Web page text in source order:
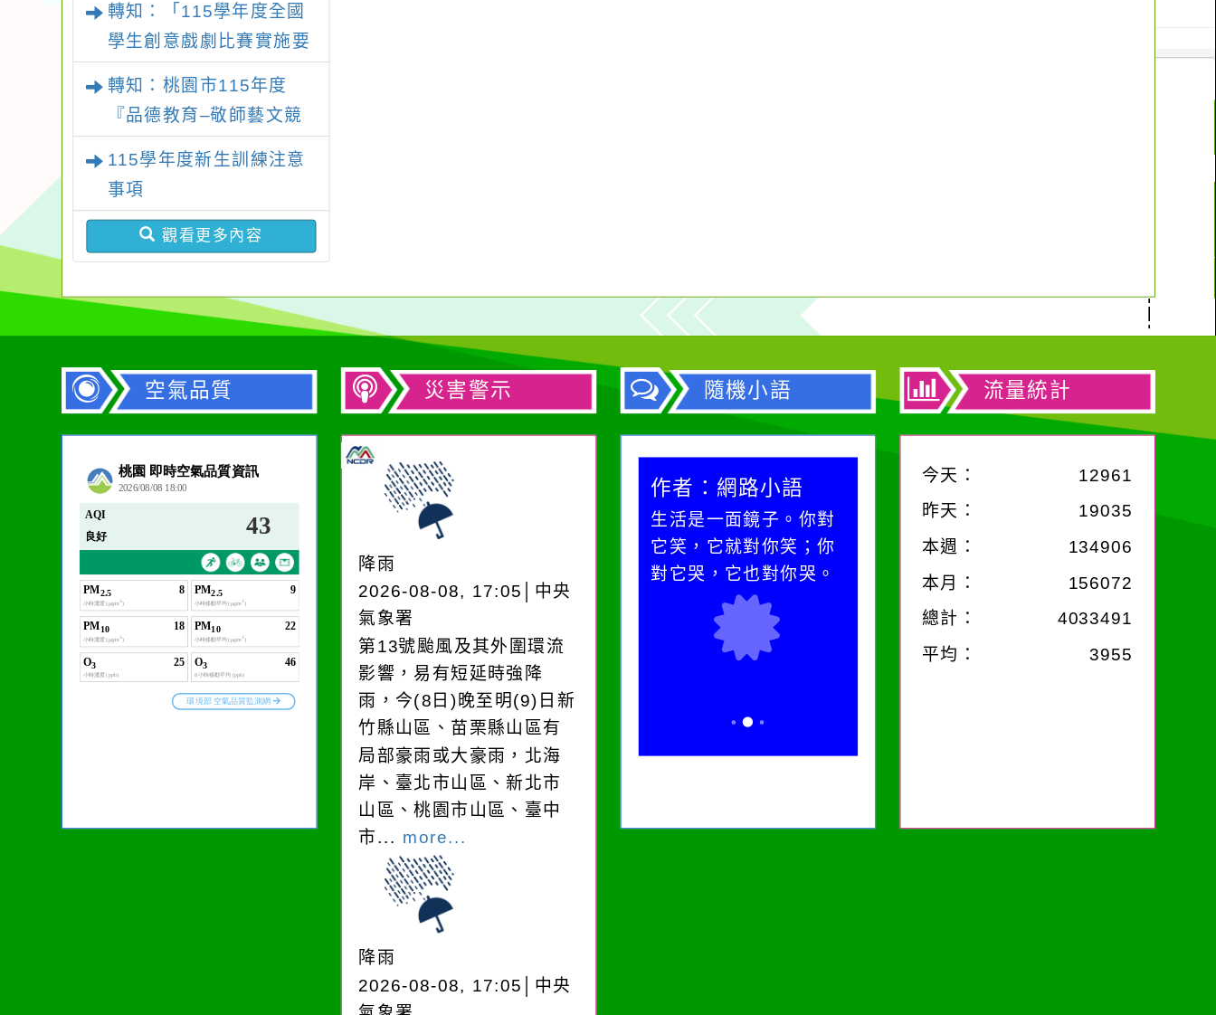
轉知：「115學年度全國
學生創意戲劇比賽實施要
轉知：桃園市115年度
『品德教育–敬師藝文競
115學年度新生訓練注意
事項
觀看更多內容
空氣品質 災害警示
降雨
2026-08-08, 17:05│中央
氣象署
第13號颱風及其外圍環流
影響，易有短延時強降
雨，今(8日)晚至明(9)日新
竹縣山區、苗栗縣山區有
局部豪雨或大豪雨，北海
岸、臺北市山區、新北市
山區、桃園市山區、臺中
市... more...
降雨
2026-08-08, 17:05│中央
隨機小語
在實現理想的路途中，
必須排除一切干擾，特
別是要看清那些美麗的
誘惑。
作者：網路小語
生活是一面鏡子。你對
作者：網路小語
一杯清水因滴入一滴污
水而變污濁，一杯污水
卻不會因一滴清水的存
在而變清澈。
流量統計
今天：
12961
昨天：
19035
本週： 134906
本月：
156072
總計：
4033491
平均：
3955